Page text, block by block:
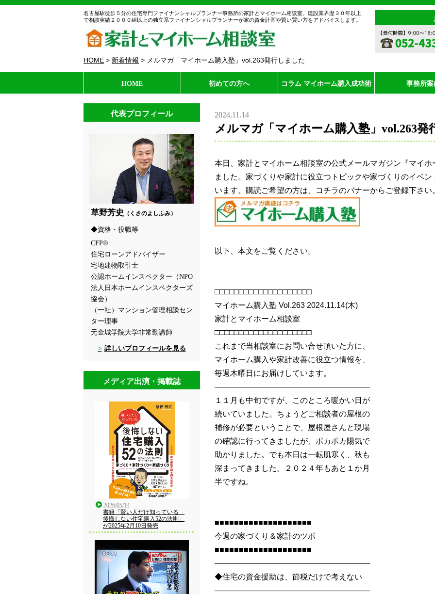
名古屋駅徒歩５分の住宅専門ファイナンシャルプランナー事務所の家計とマイホーム相談室。建設業界歴３０年以上
で相談実績２０００組以上の独立系ファイナンシャルプランナーが家の資金計画や賢い買い方をアドバイスします。
HOME > 新着情報 > メルマガ「マイホーム購入塾」vol.263発行しました
HOME 初めての方へ コラム マイホーム購入成功術 事務所案
2024.11.14
メルマガ「マイホーム購入塾」vol.263発
本日、家計とマイホーム相談室の公式メールマガジン『マイ
ました。家づくりや家計に役立つトピックや家づくりのイベ
います。購読ご希望の方は、コチラのバナーからご登録下さい
以下、本文をご覧ください。
□□□□□□□□□□□□□□□□□□□□
マイホーム購入塾 Vol.263 2024.11.14(木)
家計とマイホーム相談室
□□□□□□□□□□□□□□□□□□□□
これまで当相談室にお問い合せ頂いた方に、
マイホーム購入や家計改善に役立つ情報を、
毎週木曜日にお届けしています。
――――――――――――――――――――
１１月も中旬ですが、このところ暖かい日が
続いていました。ちょうどご相談者の屋根の
補修が必要ということで、屋根屋さんと現場
の確認に行ってきましたが、ポカポカ陽気で
助かりました。でも本日は一転肌寒く、秋も
深まってきました。２０２４年もあと１か月
半ですね。
■■■■■■■■■■■■■■■■■■■■
今週の家づくり＆家計のツボ
■■■■■■■■■■■■■■■■■■■■
――――――――――――――――――――
◆住宅の資金援助は、節税だけで考えない
――――――――――――――――――――
代表プロフィール
草野芳史 （くさのよしふみ）
資格・役職等
CFP®
住宅ローンアドバイザー
宅地建物取引士
公認ホームインスペクター（NPO
法人日本ホームインスペクターズ
協会）
（一社）マンション管理相談セン
ター理事
元金城学院大学非常勤講師
詳しいプロフィールを見る
メディア出演・掲載誌
2026/05/14
書籍「賢い人だけ知っている
後悔しない住宅購入52の法則」
が2025年2月10日発売